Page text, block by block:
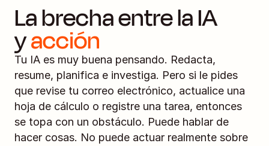
La brecha entre la IA
y acción
Tu IA es muy buena pensando. Redacta,
resume, planifica e investiga. Pero si le pides
que revise tu correo electrónico, actualice una
hoja de cálculo o registre una tarea, entonces
se topa con un obstáculo. Puede hablar de
hacer cosas. No puede actuar realmente sobre